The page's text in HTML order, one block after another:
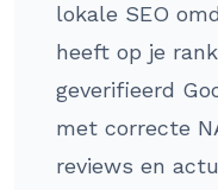
lokale SEO
heeft op je
geverifieerd
met correcte
reviews en